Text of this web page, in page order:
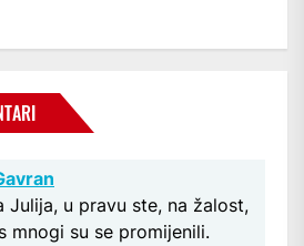
Julija, u pravu ste, na žalost,
mnogi su se promijenili.